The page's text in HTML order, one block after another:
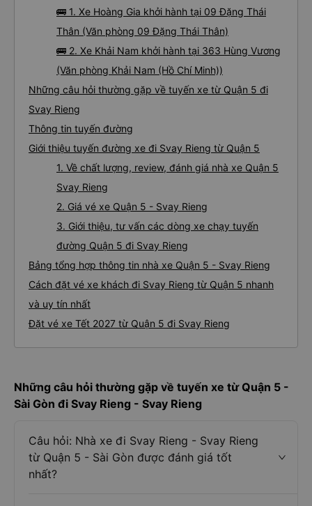
🚌 1. Xe Hoàng Gia khởi hành tại 09 Đặng Thái
Thân (Văn phòng 09 Đặng Thái Thân)
🚌 2. Xe Khải Nam khởi hành tại 363 Hùng Vương
(Văn phòng Khải Nam (Hồ Chí Minh))
Những câu hỏi thường gặp về tuyến xe từ Quận 5 đi
Svay Rieng
Thông tin tuyến đường
Giới thiệu tuyến đường xe đi Svay Rieng từ Quận 5
1. Về chất lượng, review, đánh giá nhà xe Quận 5
Svay Rieng
2. Giá vé xe Quận 5 - Svay Rieng
3. Giới thiệu, tư vấn các dòng xe chạy tuyến
đường Quận 5 đi Svay Rieng
Bảng tổng hợp thông tin nhà xe Quận 5 - Svay Rieng
Cách đặt vé xe khách đi Svay Rieng từ Quận 5 nhanh
và uy tín nhất
Đặt vé xe Tết 2027 từ Quận 5 đi Svay Rieng
Những câu hỏi thường gặp về tuyến xe từ Quận 5 -
Sài Gòn đi Svay Rieng - Svay Rieng
Câu hỏi: Nhà xe đi Svay Rieng - Svay Rieng
từ Quận 5 - Sài Gòn được đánh giá tốt
nhất?